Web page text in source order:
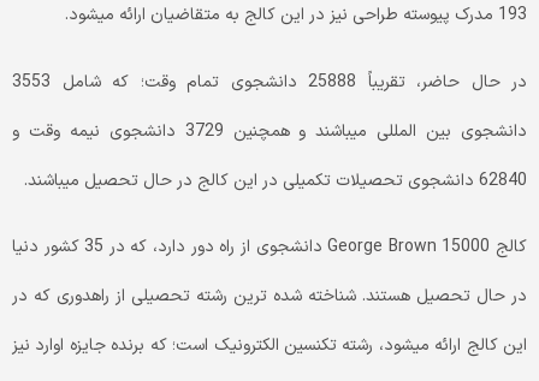
193 مدرک پیوسته طراحی نیز در این کالج به متقاضیان ارائه می­شود.
در حال حاضر، تقریباً 25888 دانشجوی تمام­ وقت؛ که شامل 3553
دانشجوی بین­ المللی می­باشند و همچنین 3729 دانشجوی نیمه­ وقت و
62840 دانشجوی تحصیلات تکمیلی در این کالج در حال تحصیل می­باشند.
کالج George Brown 15000 دانشجوی از راه­ دور دارد، که در 35 کشور دنیا
در حال تحصیل هستند. شناخته­ شده­ ترین رشته تحصیلی از­ راه­دوری که در
این کالج ارائه می­شود، رشته تکنسین الکترونیک است؛ که برنده جایزه اوارد نیز